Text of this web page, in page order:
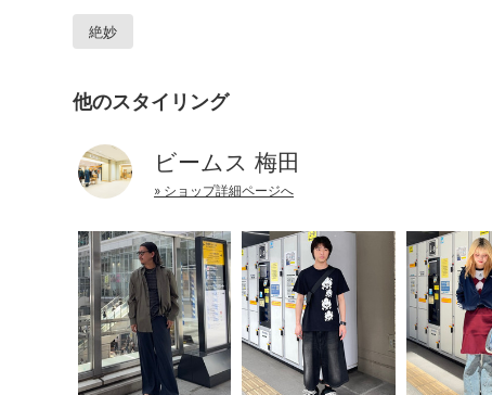
絶妙
他のスタイリング
ビームス 梅田
» ショップ詳細ページへ